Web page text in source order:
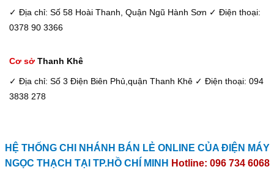
✓ Địa chỉ: Số 58 Hoài Thanh, Quận Ngũ Hành Sơn ✓ Điện thoại:
0378 90 3366
Cơ sở Thanh Khê
✓ Địa chỉ: Số 3 Điện Biên Phủ,quận Thanh Khê ✓ Điện thoại: 094
3838 278
HỆ THỐNG CHI NHÁNH BÁN LẺ ONLINE CỦA ĐIỆN MÁY
NGỌC THẠCH TẠI TP.HỒ CHÍ MINH Hotline: 096 734 6068